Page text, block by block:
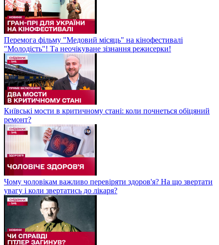
Перемога фільму "Медовий місяць" на кінофестивалі
"Молодість"! Та неочікуване зізнання режисерки!
Київські мости в критичному стані: коли почнеться обіцяний
ремонт?
Чому чоловікам важливо перевіряти здоров'я? На що звертати
увагу і коли звертатись до лікаря?